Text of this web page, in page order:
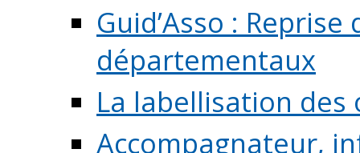
Guid’Asso :
départementaux
La labellisation
Accompagnateur,